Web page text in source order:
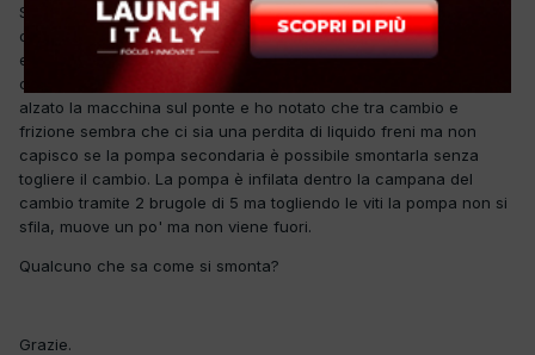
Salve a tutti, ho questo mezzo che a detta del cliente si è trovato
con il pedale frizione in fondo. Dopo averlo ritirato su con le mani
e aver pompato un paio di volte, adesso funziona bene. Ho
controllato la pompa sotto il pedale e non sembra che perda. Ho
alzato la macchina sul ponte e ho notato che tra cambio e
frizione sembra che ci sia una perdita di liquido freni ma non
capisco se la pompa secondaria è possibile smontarla senza
togliere il cambio. La pompa è infilata dentro la campana del
cambio tramite 2 brugole di 5 ma togliendo le viti la pompa non si
sfila, muove un po' ma non viene fuori.
Qualcuno che sa come si smonta?
Grazie.